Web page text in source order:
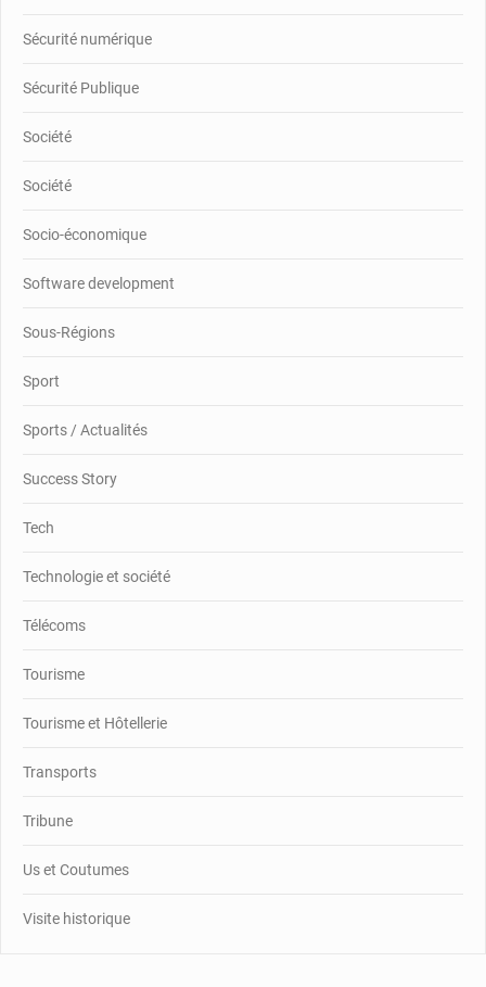
Sécurité numérique
Sécurité Publique
Société
Société
Socio-économique
Software development
Sous-Régions
Sport
Sports / Actualités
Success Story
Tech
Technologie et société
Télécoms
Tourisme
Tourisme et Hôtellerie
Transports
Tribune
Us et Coutumes
Visite historique